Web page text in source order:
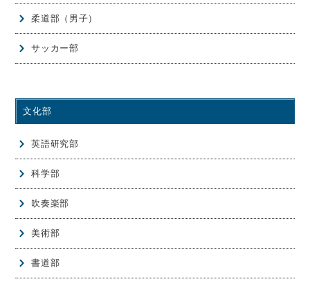
柔道部（男子）
サッカー部
文化部
英語研究部
科学部
吹奏楽部
美術部
書道部